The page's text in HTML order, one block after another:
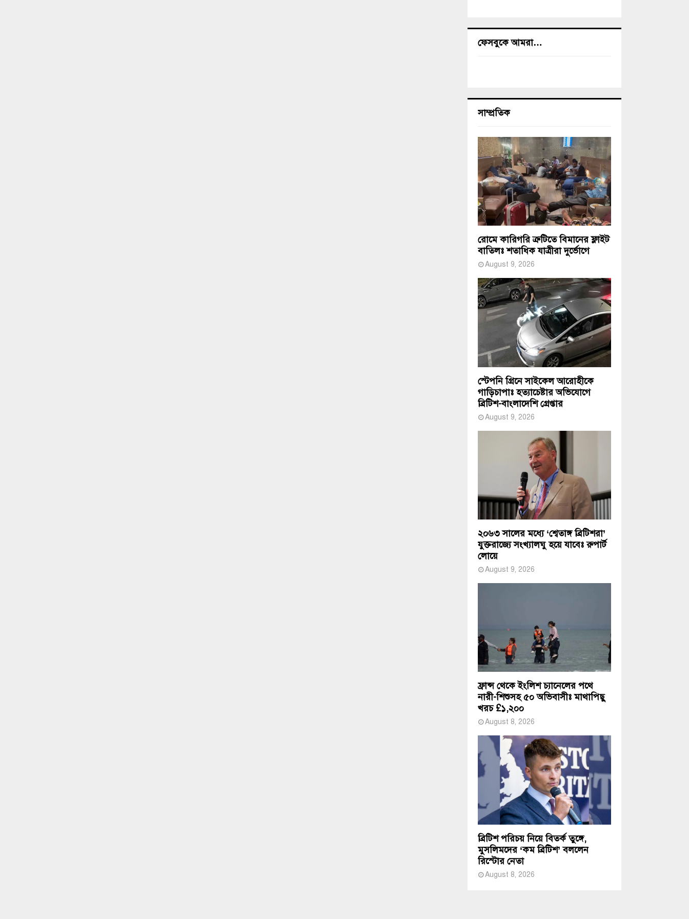
ফেসবুকে আমরা…
সাম্প্রতিক
রোমে কারিগরি ত্রুটিতে বিমানের ফ্লাইট
বাতিলঃ শতাধিক যাত্রীরা দুর্ভোগে
August 9, 2026
স্টেপনি গ্রিনে সাইকেল আরোহীকে
গাড়িচাপাঃ হত্যাচেষ্টার অভিযোগে
ব্রিটিশ-বাংলাদেশি গ্রেপ্তার
August 9, 2026
২০৬৩ সালের মধ্যে ‘শ্বেতাঙ্গ ব্রিটিশরা’
যুক্তরাজ্যে সংখ্যালঘু হয়ে যাবেঃ রুপার্ট
লোয়ে
August 9, 2026
ফ্রান্স থেকে ইংলিশ চ্যানেলের পথে
নারী-শিশুসহ ৫০ অভিবাসীঃ মাথাপিছু
খরচ £১,২০০
August 8, 2026
ব্রিটিশ পরিচয় নিয়ে বিতর্ক তুঙ্গে,
মুসলিমদের ‘কম ব্রিটিশ’ বললেন
রিস্টোর নেতা
August 8, 2026